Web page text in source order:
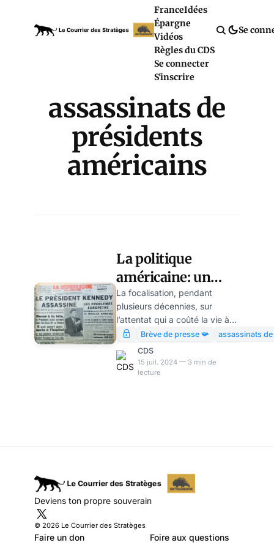
FranceIdées
Épargne
Vidéos
Règles du CDS
Se connecter
S'inscrire
Se
assassinats de
présidents
américains
La politique
américaine: un
cimetière de
présidents
assassinés?
La focalisation, pendant
plusieurs décennies, sur
l’attentat qui a coûté la vie à
John F. Kennedy, aurait
presque fait oublier que les
assassinats et attentats contre
des présidents ou des
Brève de presse 📯
assassinats
CDS
15 juil. 2024 — 3 min de
lecture
Deviens ton propre souverain
© 2026 Le Courrier des Stratèges
Faire un don Foire aux questions